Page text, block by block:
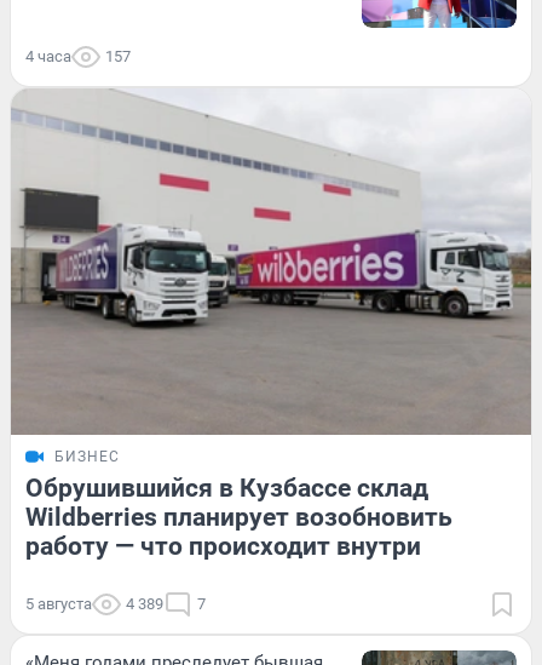
4 часа 157
БИЗНЕС
Обрушившийся в Кузбассе склад
Wildberries планирует возобновить
работу — что происходит внутри
5 августа 4 389 7